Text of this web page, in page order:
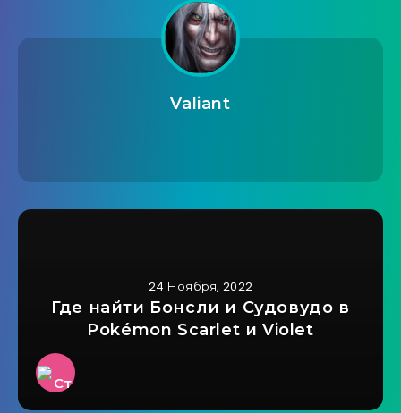
Valiant
24 Ноября, 2022
Где найти Бонсли и Судовудо в
Pokémon Scarlet и Violet